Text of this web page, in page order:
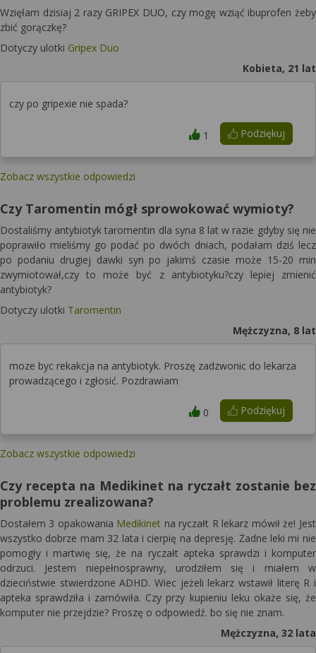
Wzięłam dzisiaj 2 razy GRIPEX DUO, czy mogę wziąć ibuprofen żeby
zbić gorączkę?
Dotyczy ulotki Gripex Duo
Kobieta, 21 lat
czy po gripexie nie spada?
Podziękuj
1
Zobacz wszystkie odpowiedzi
Czy Taromentin mógł sprowokować wymioty?
Dostaliśmy antybiotyk taromentin dla syna 8 lat w razie gdyby się nie
poprawiło mieliśmy go podać po dwóch dniach, podałam dziś lecz
po podaniu drugiej dawki syn po jakimś czasie może 15-20 min
zwymiotował,czy to może być z antybiotyku?czy lepiej zmienić
antybiotyk?
Dotyczy ulotki Taromentin
Mężczyzna, 8 lat
moze byc rekakcja na antybiotyk. Proszę zadzwonic do lekarza
prowadzącego i zgłosić. Pozdrawiam
Podziękuj
0
Zobacz wszystkie odpowiedzi
Czy recepta na Medikinet na ryczałt zostanie bez
problemu zrealizowana?
Dostałem 3 opakowania Medikinet na ryczałt R lekarz mówił że! Jest
wszystko dobrze mam 32 lata i cierpię na depresję. Żadne leki mi nie
pomogły i martwię się, że na ryczałt apteka sprawdzi i komputer
odrzuci. Jestem niepełnosprawny, urodziłem się i miałem w
dzieciństwie stwierdzone ADHD. Wiec jeżeli lekarz wstawił literę R i
apteka sprawdziła i zamówiła. Czy przy kupieniu leku okaże się, że
komputer nie przejdzie? Proszę o odpowiedź. bo się nie znam.
Mężczyzna, 32 lata